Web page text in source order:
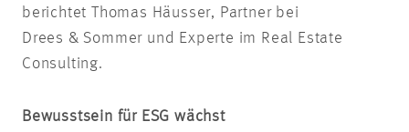
berichtet Thomas Häusser, Partner bei
Drees & Sommer und Experte im Real Estate
Consulting.
Bewusstsein für ESG wächst